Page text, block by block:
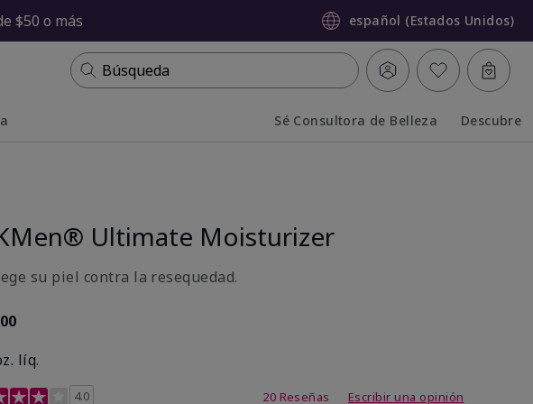
$50 o más español (Estados Unidos)
Búsqueda
Sé Consultora de Belleza Descubre
Ultimate Moisturizer
su piel contra la resequedad.
líq.
de clientes de 3,7 de 5
4.0 20 Reseñas Escribir una opinión